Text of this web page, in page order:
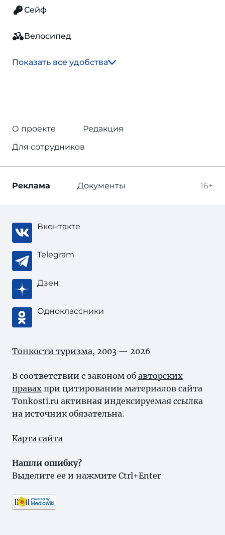
Сейф
Велосипед
Показать все удобства
О проекте
Редакция
Для сотрудников
16+
Реклама Документы
Вконтакте
Telegram
Дзен
Одноклассники
Тонкости туризма, 2003 — 2026
В соответствии с законом об авторских
правах при цитировании материалов сайта
Tonkosti.ru активная индексируемая ссылка
на источник обязательна.
Карта сайта
Нашли ошибку?
Выделите ее и нажмите Ctrl+Enter